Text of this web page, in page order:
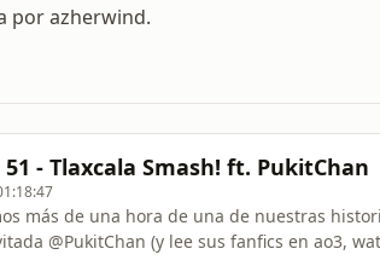
por azherwind.
- Tlaxcala Smash! ft. PukitChan
más de una hora de una de nuestras
@PukitChan (y lee sus fanfics en ao3,